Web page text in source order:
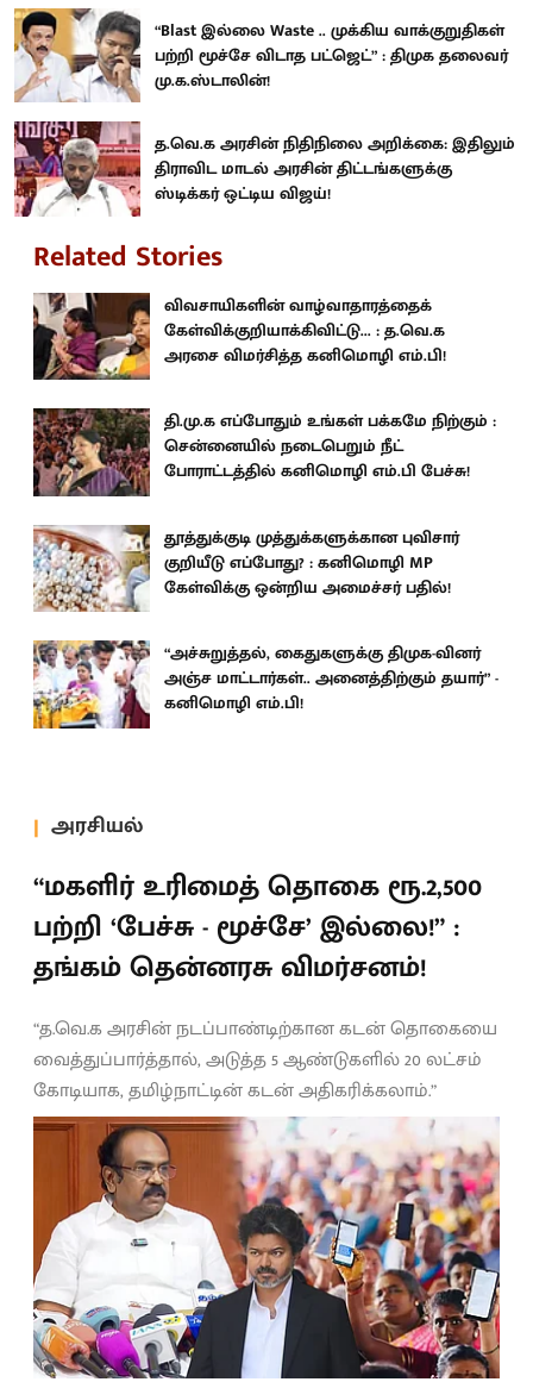
“Blast இல்லை Waste .. முக்கிய வாக்குறுதிகள்
பற்றி மூச்சே விடாத பட்ஜெட்” : திமுக தலைவர்
மு.க.ஸ்டாலின்!
த.வெ.க அரசின் நிதிநிலை அறிக்கை: இதிலும்
திராவிட மாடல் அரசின் திட்டங்களுக்கு
ஸ்டிக்கர் ஒட்டிய விஜய்!
Related Stories
விவசாயிகளின் வாழ்வாதாரத்தைக்
கேள்விக்குறியாக்கிவிட்டு... : த.வெ.க
அரசை விமர்சித்த கனிமொழி எம்.பி!
தி.மு.க எப்போதும் உங்கள் பக்கமே நிற்கும் :
சென்னையில் நடைபெறும் நீட்
போராட்டத்தில் கனிமொழி எம்.பி பேச்சு!
தூத்துக்குடி முத்துக்களுக்கான புவிசார்
குறியீடு எப்போது? : கனிமொழி MP
கேள்விக்கு ஒன்றிய அமைச்சர் பதில்!
“அச்சுறுத்தல், கைதுகளுக்கு திமுக-வினர்
அஞ்ச மாட்டார்கள்.. அனைத்திற்கும் தயார்” -
கனிமொழி எம்.பி!
அரசியல்
“மகளிர் உரிமைத் தொகை ரூ.2,500
பற்றி ‘பேச்சு - மூச்சே’ இல்லை!” :
தங்கம் தென்னரசு விமர்சனம்!
“த.வெ.க அரசின் நடப்பாண்டிற்கான கடன் தொகையை
வைத்துப்பார்த்தால், அடுத்த 5 ஆண்டுகளில் 20 லட்சம்
கோடியாக, தமிழ்நாட்டின் கடன் அதிகரிக்கலாம்.”